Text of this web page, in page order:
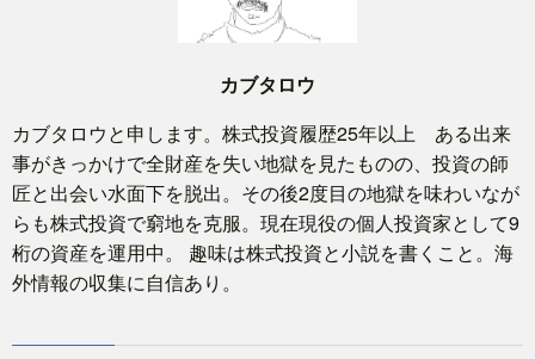
カブタロウ
カブタロウと申します。株式投資履歴25年以上 ある出来
事がきっかけで全財産を失い地獄を見たものの、投資の師
匠と出会い水面下を脱出。その後2度目の地獄を味わいなが
らも株式投資で窮地を克服。現在現役の個人投資家として9
桁の資産を運用中。 趣味は株式投資と小説を書くこと。海
外情報の収集に自信あり。